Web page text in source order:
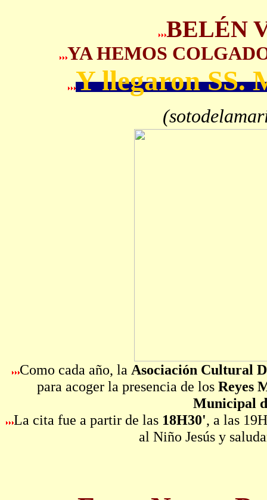
BELÉN
YA HEMOS
Y llegaron SS.
Como cada año, la Asociación Cultural
para acoger la presencia de los Reyes
Municipal
La cita fue a partir de las 18H30', a las
al Niño Jesús y